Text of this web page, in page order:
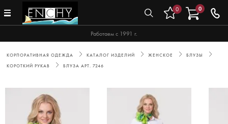
Работаем с 1991 г.
0 0
КОРПОРАТИВНАЯ ОДЕЖДА КАТАЛОГ ИЗДЕЛИЙ ЖЕНСКОЕ
БЛУЗЫ
КОРОТКИЙ РУКАВ
БЛУЗА АРТ. 7246